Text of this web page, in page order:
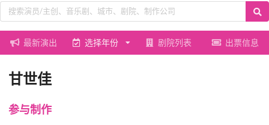
最新演出 选择年份 剧院列表 出票信息
甘世佳
参与制作